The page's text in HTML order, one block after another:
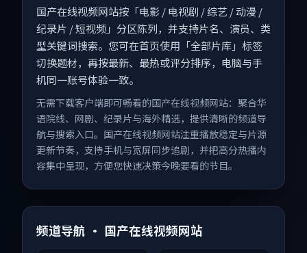
国产在线视频网站按「电影 / 电视剧 / 综艺 / 动漫 /
纪录片 / 短视频」分区陈列，并支持片名、演员、类
型关键词搜索。您可在首页使用「全部片库」标签
切换题材，再按最新、最热或评分排序，电脑与手
机同一账号体验一致。
无需下载客户端即可畅看的国产在线视频网站：聚合华
语院线、网剧、纪录片与海外精选，提供清晰的频道导
航与搜索入口。国产在线视频网站注重播放稳定与片源
更新节奏，支持手机与宽屏同步追剧，并把高分热播内
容集中呈现，方便您快速决策今晚要看的节目。
频道导航 · 国产在线视频网站